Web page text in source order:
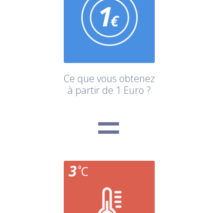
Ce que vous obtenez
à partir de 1 Euro ?